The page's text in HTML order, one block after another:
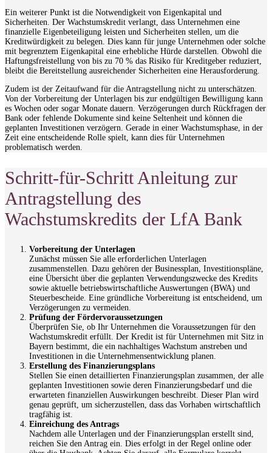
Ein weiterer Punkt ist die Notwendigkeit von Eigenkapital und
Sicherheiten. Der Wachstumskredit verlangt, dass Unternehmen eine
finanzielle Eigenbeteiligung leisten und Sicherheiten stellen, um die
Kreditwürdigkeit zu belegen. Dies kann für junge Unternehmen oder solche
mit begrenztem Eigenkapital eine erhebliche Hürde darstellen. Obwohl die
Haftungsfreistellung von bis zu 70 % das Risiko für Kreditgeber reduziert,
bleibt die Bereitstellung ausreichender Sicherheiten eine Herausforderung.
Zudem ist der Zeitaufwand für die Antragstellung nicht zu unterschätzen.
Von der Vorbereitung der Unterlagen bis zur endgültigen Bewilligung kann
es Wochen oder sogar Monate dauern. Verzögerungen durch Rückfragen der
Bank oder fehlende Dokumente sind keine Seltenheit und können die
geplanten Investitionen verzögern. Gerade in einer Wachstumsphase, in der
Zeit eine entscheidende Rolle spielt, kann dies für Unternehmen
problematisch werden.
Schritt-für-Schritt Anleitung zur
Antragstellung des
Wachstumskredits der LfA Bank
Vorbereitung der Unterlagen
Zunächst müssen Sie alle erforderlichen Unterlagen
zusammenstellen. Dazu gehören der Businessplan, Investitionspläne,
eine Übersicht über die geplanten Verwendungszwecke des Kredits
sowie aktuelle betriebswirtschaftliche Auswertungen (BWA) und
Steuerbescheide. Eine gründliche Vorbereitung ist entscheidend, um
Verzögerungen zu vermeiden.
Prüfung der Fördervoraussetzungen
Überprüfen Sie, ob Ihr Unternehmen die Voraussetzungen für den
Wachstumskredit erfüllt. Der Kredit ist für Unternehmen mit Sitz in
Bayern bestimmt, die ein nachhaltiges Wachstum anstreben und
Investitionen in die Unternehmensentwicklung planen.
Erstellung des Finanzierungsplans
Stellen Sie einen detaillierten Finanzierungsplan zusammen, der alle
geplanten Investitionen sowie deren Finanzierungsbedarf und die
erwarteten finanziellen Auswirkungen beschreibt. Dieser Plan wird
genau geprüft, um sicherzustellen, dass das Vorhaben wirtschaftlich
tragfähig ist.
Einreichung des Antrags
Nachdem alle Unterlagen und der Finanzierungsplan erstellt sind,
reichen Sie den Antrag ein. Dies erfolgt in der Regel online oder